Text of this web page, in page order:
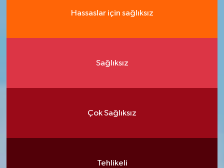
Hassaslar için sağlıksız
Sağlıksız
Çok Sağlıksız
Tehlikeli